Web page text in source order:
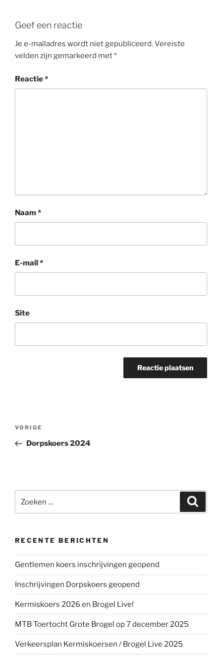
Geef een reactie
Je e-mailadres wordt niet gepubliceerd.Vereiste
velden zijn gemarkeerd met*
Reactie*
Naam*
E-mail*
Site
Bericht
Vorig
bericht
VORIGE
Dorpskoers 2024
naar:
RECENTE BERICHTEN
Gentlemen koers inschrijvingen geopend
Inschrijvingen Dorpskoers geopend
Kermiskoers 2026 en Brogel Live!
MTB Toertocht Grote Brogel op 7 december 2025
Verkeersplan Kermiskoersen / Brogel Live 2025